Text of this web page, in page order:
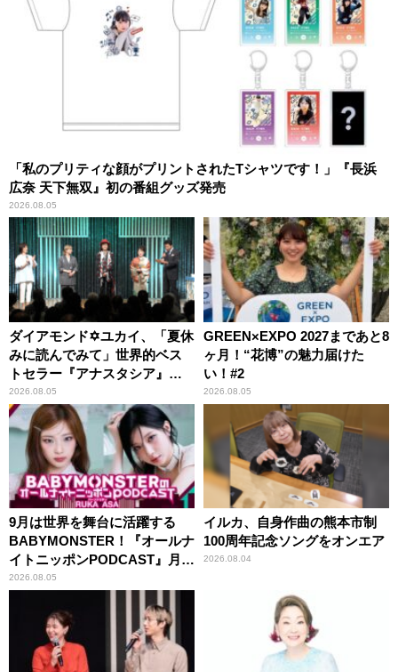
「私のプリティな顔がプリントされたTシャツです！」『長浜
広奈 天下無双』初の番組グッズ発売
2026.08.05
ダイアモンド✡ユカイ、「夏休
みに読んでみて」世界的ベス
トセラー『アナスタシア』を
紹介
2026.08.05
GREEN×EXPO 2027まであと8
ヶ月！“花博”の魅力届けた
い！#2
2026.08.05
9月は世界を舞台に活躍する
BABYMONSTER！『オールナ
イトニッポンPODCAST』月替
わりパーソナリティ
2026.08.05
イルカ、自身作曲の熊本市制
100周年記念ソングをオンエア
2026.08.04